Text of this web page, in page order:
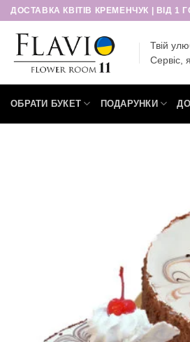
Пропустити
ДОСТАВКА КВІТІВ КРЕМЕНЧУК | ВІД 1
Твій
Сервіс,
ОБРАТИ БУКЕТ ПОДАРУНКИ